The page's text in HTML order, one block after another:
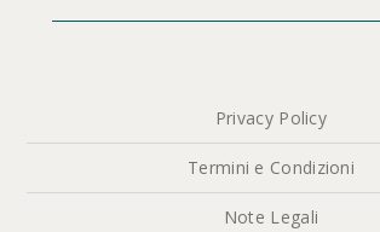
Privacy Policy
Termini e Condizioni
Note Legali